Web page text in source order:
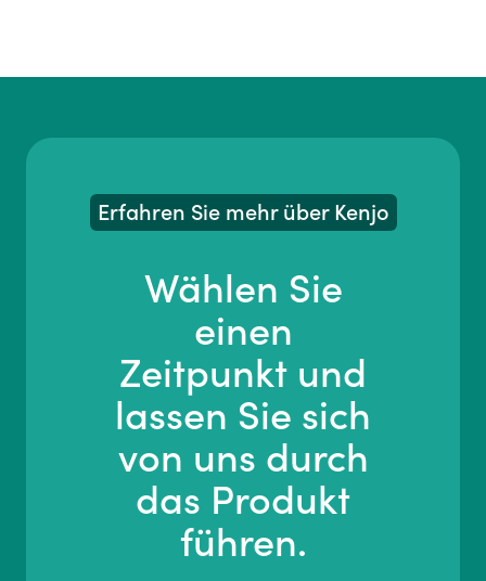
Erfahren Sie mehr über Kenjo
Wählen Sie
einen
Zeitpunkt und
lassen Sie sich
von uns durch
das Produkt
führen.